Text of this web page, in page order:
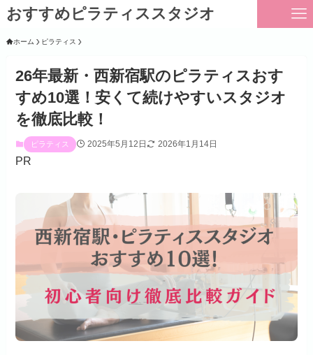
おすすめピラティススタジオ
ホーム ピラティス
26年最新・西新宿駅のピラティスおす
すめ10選！安くて続けやすいスタジオ
を徹底比較！
ピラティス 2025年5月12日 2026年1月14日
PR